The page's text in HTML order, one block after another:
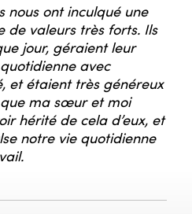
nous ont inculqué une
de valeurs très forts. Ils
jour, géraient leur
avec
et étaient très généreux
que ma sœur et moi
hérité de cela d’eux, et
notre vie quotidienne